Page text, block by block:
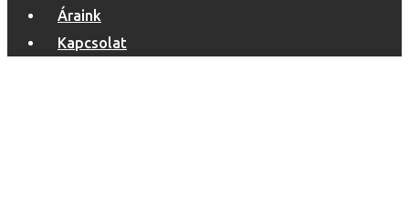
Áraink
Kapcsolat